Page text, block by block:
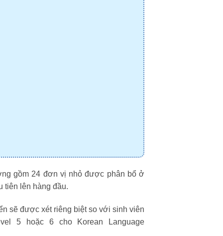
gồm 24 đơn vị nhỏ được phân bổ ở
tiên lên hàng đầu.
sẽ được xét riêng biệt so với sinh viên
5 hoặc 6 cho Korean Language